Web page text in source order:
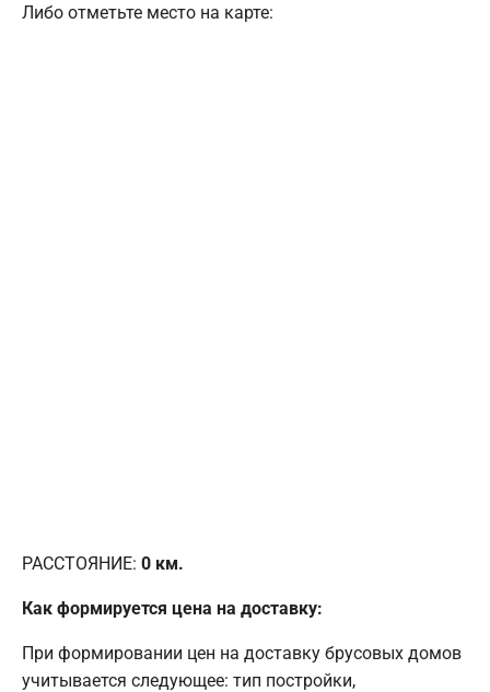
Либо отметьте место на карте:
РАССТОЯНИЕ: 0 км.
Как формируется цена на доставку:
При формировании цен на доставку брусовых домов
учитывается следующее: тип постройки,